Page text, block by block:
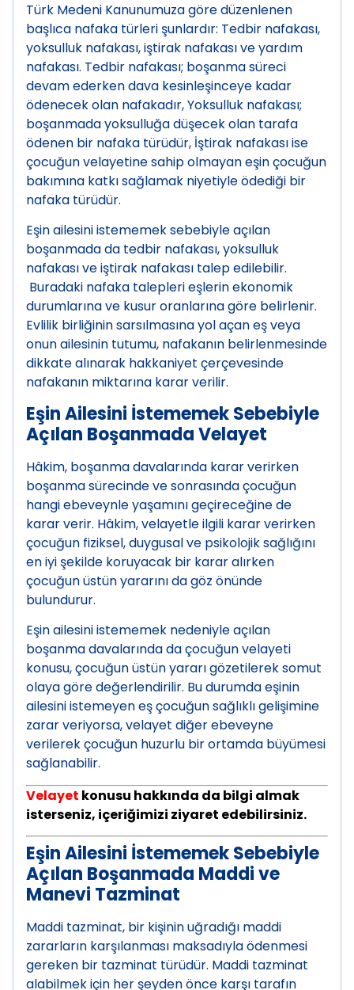
Türk Medeni Kanunumuza göre düzenlenen
başlıca nafaka türleri şunlardır: Tedbir nafakası,
yoksulluk nafakası, iştirak nafakası ve yardım
nafakası. Tedbir nafakası; boşanma süreci
devam ederken dava kesinleşinceye kadar
ödenecek olan nafakadır, Yoksulluk nafakası;
boşanmada yoksulluğa düşecek olan tarafa
ödenen bir nafaka türüdür, İştirak nafakası ise
çocuğun velayetine sahip olmayan eşin çocuğun
bakımına katkı sağlamak niyetiyle ödediği bir
nafaka türüdür.
Eşin ailesini istememek sebebiyle açılan
boşanmada da tedbir nafakası, yoksulluk
nafakası ve iştirak nafakası talep edilebilir.
Buradaki nafaka talepleri eşlerin ekonomik
durumlarına ve kusur oranlarına göre belirlenir.
Evlilik birliğinin sarsılmasına yol açan eş veya
onun ailesinin tutumu, nafakanın belirlenmesinde
dikkate alınarak hakkaniyet çerçevesinde
nafakanın miktarına karar verilir.
Eşin Ailesini İstememek Sebebiyle
Açılan Boşanmada Velayet
Hâkim, boşanma davalarında karar verirken
boşanma sürecinde ve sonrasında çocuğun
hangi ebeveynle yaşamını geçireceğine de
karar verir. Hâkim, velayetle ilgili karar verirken
çocuğun fiziksel, duygusal ve psikolojik sağlığını
en iyi şekilde koruyacak bir karar alırken
çocuğun üstün yararını da göz önünde
bulundurur.
Eşin ailesini istememek nedeniyle açılan
boşanma davalarında da çocuğun velayeti
konusu, çocuğun üstün yararı gözetilerek somut
olaya göre değerlendirilir. Bu durumda eşinin
ailesini istemeyen eş çocuğun sağlıklı gelişimine
zarar veriyorsa, velayet diğer ebeveyne
verilerek çocuğun huzurlu bir ortamda büyümesi
sağlanabilir.
Velayet konusu hakkında da bilgi almak
isterseniz, içeriğimizi ziyaret edebilirsiniz.
Eşin Ailesini İstememek Sebebiyle
Açılan Boşanmada Maddi ve
Manevi Tazminat
Maddi tazminat, bir kişinin uğradığı maddi
zararların karşılanması maksadıyla ödenmesi
gereken bir tazminat türüdür. Maddi tazminat
alabilmek için her şeyden önce karşı tarafın